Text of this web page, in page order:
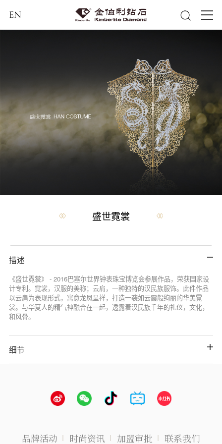
EN
盛世霓裳
描述
《盛世霓裳》 - 2016巴塞尔世界钟表珠宝博览会参展作品，荣获国家设
计专利。霓裳，汉服的美称；云肩，一种独特的汉民族服饰。此件作品
以云肩为表现形式，寓意龙凤呈祥，打造一袭如云霞般绚丽的华美霓
裳。与华夏人的精气神融合在一起，透露着汉民族千年的礼仪，文化，
和风骨。
细节
品牌活动 时尚资讯 加盟审批 联系我们